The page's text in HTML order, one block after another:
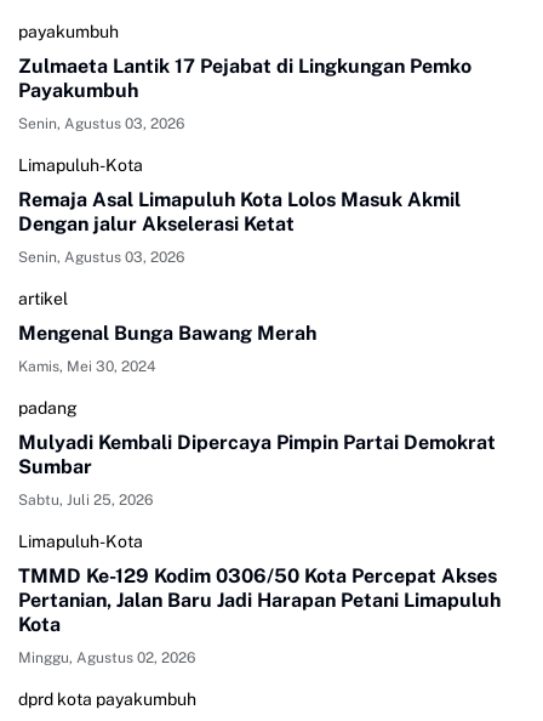
payakumbuh
Zulmaeta Lantik 17 Pejabat di Lingkungan Pemko
Payakumbuh
Senin, Agustus 03, 2026
Limapuluh-Kota
Remaja Asal Limapuluh Kota Lolos Masuk Akmil
Dengan jalur Akselerasi Ketat
Senin, Agustus 03, 2026
artikel
Mengenal Bunga Bawang Merah
Kamis, Mei 30, 2024
padang
Mulyadi Kembali Dipercaya Pimpin Partai Demokrat
Sumbar
Sabtu, Juli 25, 2026
Limapuluh-Kota
TMMD Ke-129 Kodim 0306/50 Kota Percepat Akses
Pertanian, Jalan Baru Jadi Harapan Petani Limapuluh
Kota
Minggu, Agustus 02, 2026
dprd kota payakumbuh